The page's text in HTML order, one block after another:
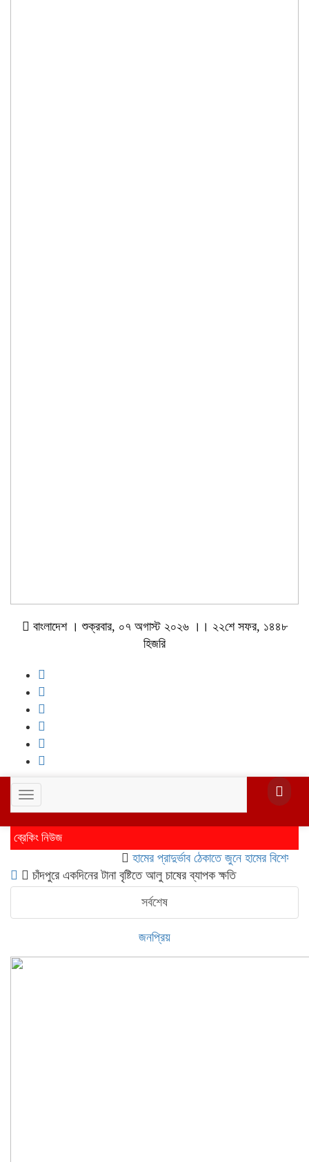
বাংলাদেশ । শুক্রবার, ০৭ অগাস্ট ২০২৬ ।। ২২শে সফর, ১৪৪৮
হিজরি
Toggle
navigation
ব্রেকিং নিউজ
হামের প্রাদুর্ভাব ঠেকাতে জুনে হামের বিশেষ
চাঁদপুরে একদিনের টানা বৃষ্টিতে আলু চাষের ব্যাপক ক্ষতি
সর্বশেষ
জনপ্রিয়